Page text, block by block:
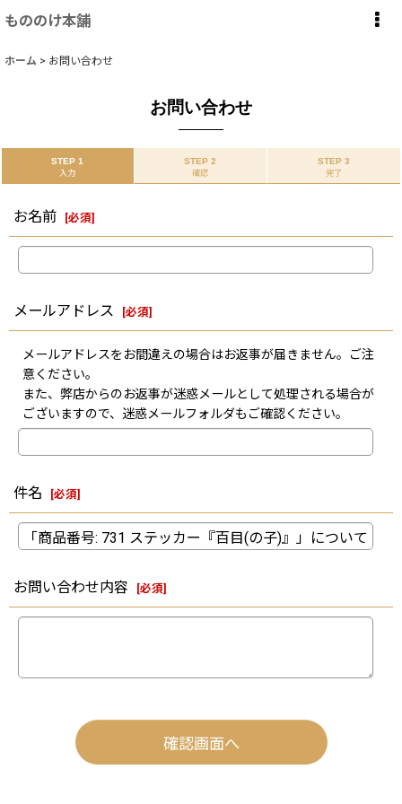
もののけ本舗
ホーム > お問い合わせ
お問い合わせ
STEP 1
入力
STEP 2
確認
STEP 3
完了
お名前 [必須]
メールアドレス [必須]
メールアドレスをお間違えの場合はお返事が届きません。ご注
意ください。
また、弊店からのお返事が迷惑メールとして処理される場合が
ございますので、迷惑メールフォルダもご確認ください。
件名 [必須]
お問い合わせ内容 [必須]
確認画面へ